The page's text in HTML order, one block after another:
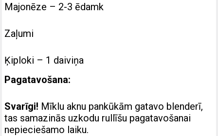
Majonēze – 2-3 ēdamk
Zaļumi
Ķiploki – 1 daiviņa
Pagatavošana:
Svarīgi! Mīklu aknu pankūkām gatavo blenderī,
tas samazinās uzkodu rullīšu pagatavošanai
nepieciešamo laiku.